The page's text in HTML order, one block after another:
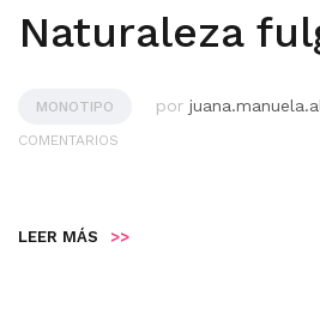
Naturaleza
MONOTIPO por
COMENTARIOS
LEER MÁS >>